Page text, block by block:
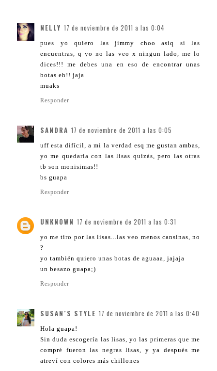
NELLY 17 de noviembre de 2011 a las 0:04
pues yo quiero las jimmy choo asiq si las
encuentras, q yo no las veo x ningun lado, me lo
dices!!! me debes una en eso de encontrar unas
botas eh!! jaja
muaks
Responder
SANDRA 17 de noviembre de 2011 a las 0:05
uff esta difícil, a mi la verdad esq me gustan ambas,
yo me quedaria con las lisas quizás, pero las otras
tb son monisimas!!
bs guapa
Responder
UNKNOWN 17 de noviembre de 2011 a las 0:31
yo me tiro por las lisas...las veo menos cansinas, no
?
yo también quiero unas botas de aguaaa, jajaja
un besazo guapa;)
Responder
SUSAN´S STYLE 17 de noviembre de 2011 a las 0:40
Hola guapa!
Sin duda escogería las lisas, yo las primeras que me
compré fueron las negras lisas, y ya después me
atreví con colores más chillones